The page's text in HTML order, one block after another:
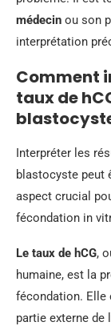
médecin ou son
interprétation
Comment
taux de
Interpréter les
blastocyste peut
aspect crucial
fécondation in
Le taux de hCG,
humaine, est la
fécondation. Elle
partie externe de